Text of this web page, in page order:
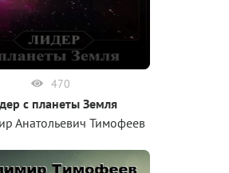
470
с планеты Земля
Анатольевич Тимофеев